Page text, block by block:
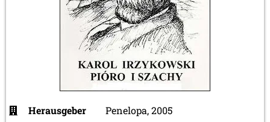
Herausgeber
Penelopa, 2005